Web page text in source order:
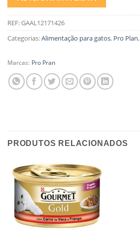
REF:GAAL12171426
Categorias:Alimentação para gatos, Pro Plan,
Marcas: Pro Pran
PRODUTOS RELACIONADOS